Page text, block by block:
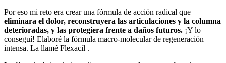
Por eso mi reto era crear una fórmula de acción radical que
eliminara el dolor, reconstruyera las articulaciones y la columna
deterioradas, y las protegiera frente a daños futuros. ¡Y lo
conseguí! Elaboré la fórmula macro-molecular de regeneración
intensa. La llamé Flexacil .